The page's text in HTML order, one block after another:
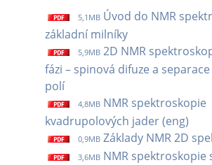
5,1MB Úvod do NMR
základní milníky
5,9MB 2D NMR
fázi – spinová difuze a
polí
4,8MB NMR spektroskopie
kvadrupolových jader (eng)
0,9MB Základy NMR 2D
3,6MB NMR spektroskopie